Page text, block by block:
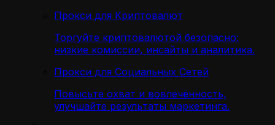
Прокси для Криптовалют
Торгуйте криптовалютой безопасно:
низкие комиссии, инсайты и аналитика.
Прокси для Социальных Сетей
Повысьте охват и вовлечённость,
улучшайте результаты маркетинга.